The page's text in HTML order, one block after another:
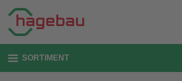
SORTIMENT